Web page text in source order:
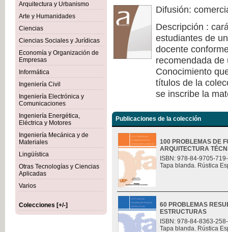
Arquitectura y Urbanismo
Arte y Humanidades
Ciencias
Ciencias Sociales y Jurídicas
Economía y Organización de
Empresas
Informática
Ingeniería Civil
Ingeniería Electrónica y
Comunicaciones
Ingeniería Energética,
Eléctrica y Motores
Ingeniería Mecánica y de
Materiales
Lingüística
Otras Tecnologías y Ciencias
Aplicadas
Varios
Colecciones [+/-]
Difusión:
Descripción :
estudiantes de
docente
recomendada
Conocimiento
títulos de la
se inscribe la
Publicaciones de la colección
100 PROBLEMAS DE
ARQUITECTURA
ISBN: 978-84-9705-
Tapa blanda. Rústica
60 PROBLEMAS
ESTRUCTURAS
ISBN: 978-84-8363-
Tapa blanda. Rústica